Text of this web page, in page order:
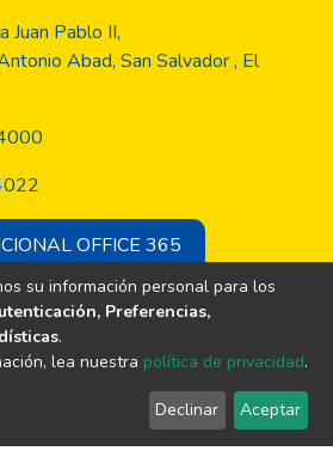
Juan Pablo II,
Abad, San Salvador , El
OFFICE 365
© Todos los derechos son
la Universidad Evangélica de El
su información personal para los
Preferencias,
.
lea nuestra política de privacidad.
Declinar Aceptar